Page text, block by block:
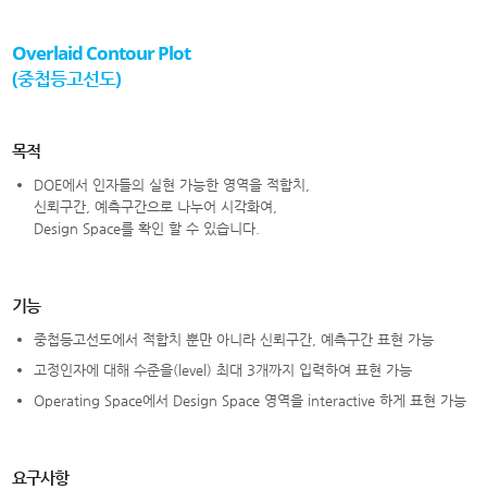
Overlaid Contour Plot
(중첩등고선도)
목적
DOE에서 인자들의 실현 가능한 영역을 적합치,
신뢰구간, 예측구간으로 나누어 시각화여,
Design Space를 확인 할 수 있습니다.
기능
중첩등고선도에서 적합치 뿐만 아니라 신뢰구간, 예측구간 표현 가능
고정인자에 대해 수준을(level) 최대 3개까지 입력하여 표현 가능
Operating Space에서 Design Space 영역을 interactive 하게 표현 가능
요구사항